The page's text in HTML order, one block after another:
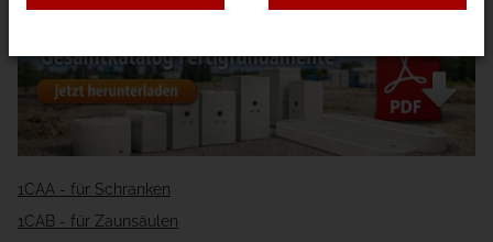
1CAA - für Schranken
1CAB - für Zaunsäulen